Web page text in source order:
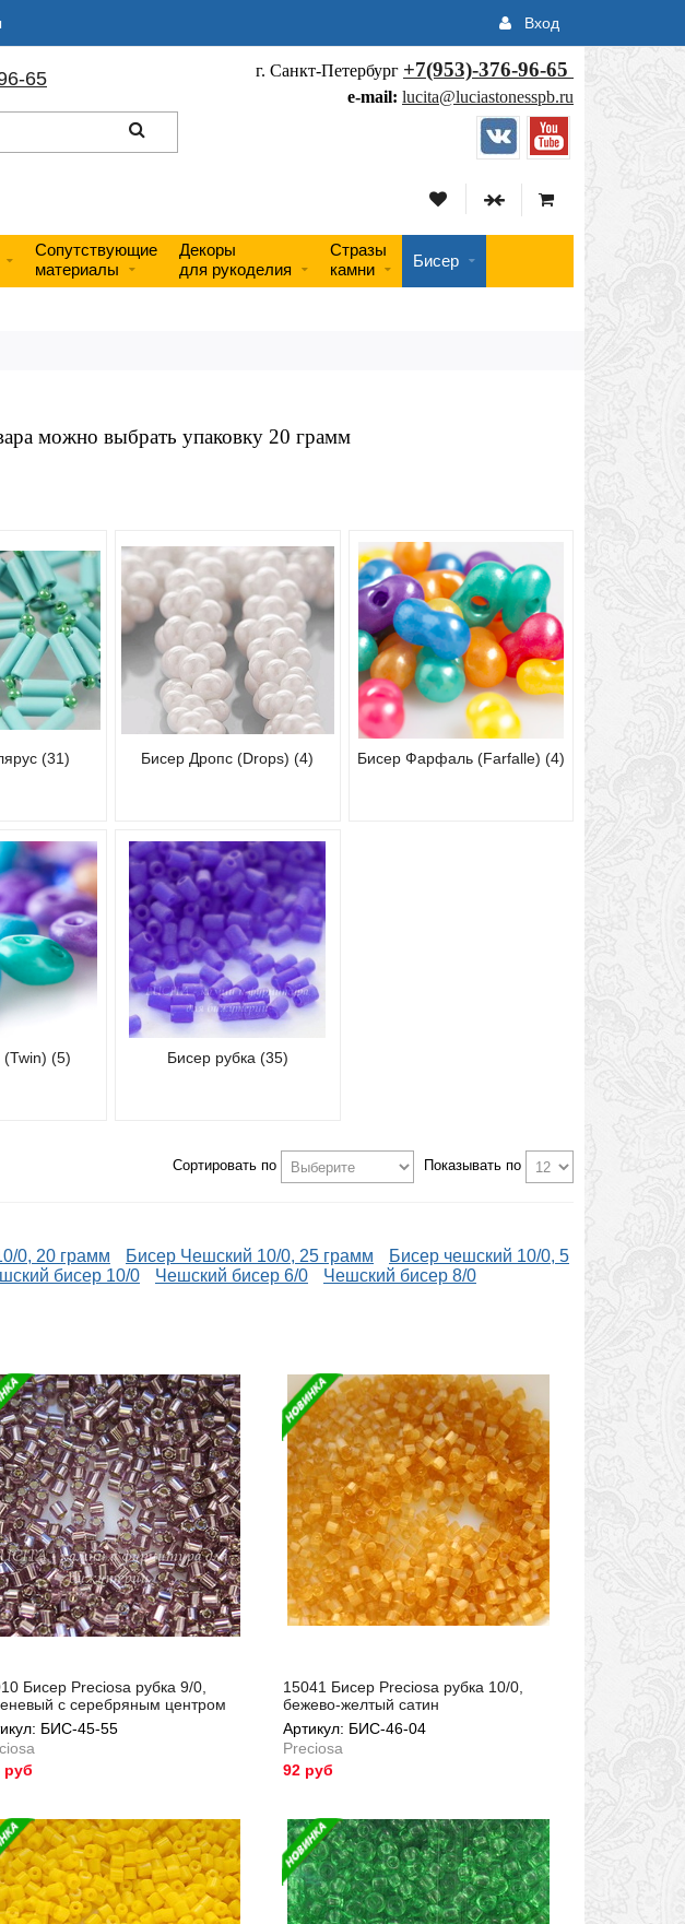
Вход
г. Санкт-Петербург +7(953)-376-96-65
e-mail: lucita@luciastonesspb.ru
65
Сопутствующие
материалы
Декоры
для рукоделия
Стразы
камни
Бисер
можно выбрать упаковку 20 грамм
(31) Бисер Дропс (Drops) (4) Бисер Фарфаль (Farfalle) (4)
(Twin) (5) Бисер рубка (35)
Сортировать по Показывать по
0, 20 грамм Бисер Чешский 10/0, 25 грамм
Бисер чешский 10/0, 5
бисер 10/0 Чешский бисер 6/0 Чешский бисер 8/0
Бисер Preciosa рубка 9/0,
с серебряным центром
БИС-45-55
руб
15041 Бисер Preciosa рубка 10/0,
бежево-желтый сатин
Артикул: БИС-46-04
Preciosa
92 руб